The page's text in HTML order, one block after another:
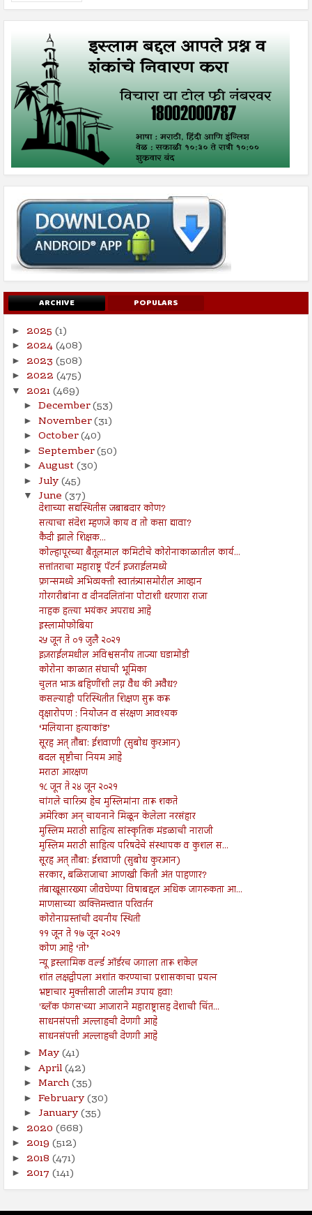
ARCHIVE POPULARS
► 2025 (1)
► 2024(408)
► 2023 (508)
► 2022 (475)
▼ 2021(469)
► December(53)
► November(31)
► October(40)
► September(50)
► August(30)
► July(45)
▼ June (37)
देशाच्या सद्यस्थितीस जबाबदार कोण?
सत्याचा संदेश म्हणजे काय व तो कसा द्यावा?
कैदी झाले शिक्षक...
कोल्हापूरच्या बैतूलमाल कमिटीचे कोरोनाकाळातील कार्य...
सत्तांतराचा महाराष्ट्र पॅटर्न इजराईलमध्ये
फ्रान्समध्ये अभिव्यक्ती स्वातंत्र्यासमोरील आव्हान
गोरगरीबांना व दीनदलितांना पोटाशी धरणारा राजा
नाहक हत्त्या भयंकर अपराध आहे
इस्लामोफोबिया
२५ जून ते ०१ जुलै २०२१
इज़राईलमधील अविश्वसनीय ताज्या घडामोडी
कोरोना काळात संघाची भूमिका
चुलत भाऊ बहिणींशी लग्न वैध की अवैध?
कसल्याही परिस्थितीत शिक्षण सुरू करू
वृक्षारोपण : नियोजन व संरक्षण आवश्यक
‘मलियाना हत्याकांड’
सूरह अत् तौबा: ईशवाणी (सुबोध कुरआन)
बदल सृष्टीचा नियम आहे
मराठा आरक्षण
१८ जून ते २४ जून २०२१
चांगले चारित्र्य हेच मुस्लिमांना तारू शकते
अमेरिका अन् चायनाने मिळून केलेला नरसंहार
मुस्लिम मराठी साहित्य सांस्कृतिक मंडळाची नाराजी
मुस्लिम मराठी साहित्य परिषदेचे संस्थापक व कुशल स...
सूरह अत् तौबा: ईशवाणी (सुबोध कुरआन)
सरकार, बळिराजाचा आणखी किती अंत पाहणार?
तंबाखूसारख्या जीवघेण्या विषाबद्दल अधिक जागरुकता आ...
माणसाच्या व्यक्तिमत्त्वात परिवर्तन
कोरोनाग्रस्तांची दयनीय स्थिती
११ जून ते १७ जून २०२१
कोण आहे ‘तो’
न्यू इस्लामिक वर्ल्ड ऑर्डरच जगाला तारू शकेल
शांत लक्षद्वीपला अशांत करण्याचा प्रशासकाचा प्रयत्न
भ्रष्टाचार मुक्तीसाठी जालीम उपाय हवा!
'ब्लॅक फंगस'च्या आजाराने महाराष्ट्रासह देशाची चिंत...
साधनसंपत्ती अल्लाहची देणगी आहे
साधनसंपत्ती अल्लाहची देणगी आहे
► May(41)
► April(42)
► March(35)
► February(30)
► January(35)
► 2020 (668)
► 2019 (512)
► 2018 (471)
► 2017 (141)